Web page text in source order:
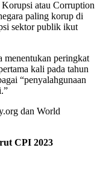
Korupsi atau Corruption
paling korup di
sektor publik ikut
menentukan peringkat
kali pada tahun
“penyalahgunaan
dan World
CPI 2023